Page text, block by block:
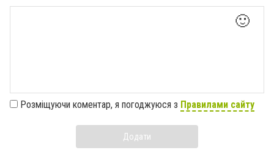
🙂
Розміщуючи коментар, я погоджуюся з Правилами сайту
Додати